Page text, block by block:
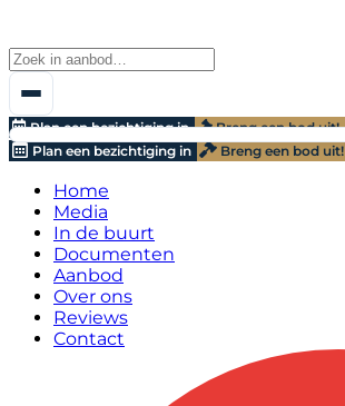
Plan een bezichtiging in Breng een bod uit!
Plan een bezichtiging in
Breng een bod uit!
Home
Media
In de buurt
Documenten
Aanbod
Over ons
Reviews
Contact